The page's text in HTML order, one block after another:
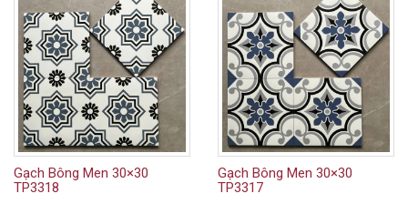
Gạch Bông Men 30×30
TP3318
Gạch Bông Men 30×30
TP3317